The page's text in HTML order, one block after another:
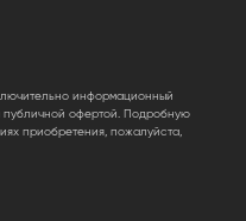
информационный
публичной офертой. Подробную
приобретения, пожалуйста,